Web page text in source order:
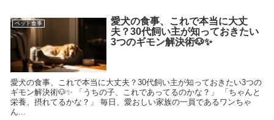
ペット食事
愛犬の食事、これで本当に大丈
夫？30代飼い主が知っておきたい
3つのギモン解決術🐶✨
愛犬の食事、これで本当に大丈夫？30代飼い主が知っておきたい3つの
ギモン解決術🐶✨ 「うちの子、これであってるのかな？」 「ちゃんと
栄養、摂れてるかな？」 毎日、愛おしい家族の一員であるワンちゃ
ん...